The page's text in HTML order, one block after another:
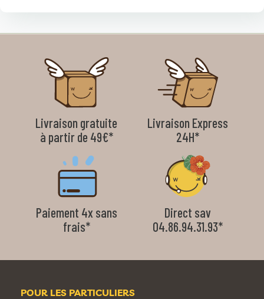
Livraison gratuite
à partir de 49€*
Livraison Express
24H*
Paiement 4x sans
frais*
Direct sav
04.86.94.31.93*
POUR LES PARTICULIERS